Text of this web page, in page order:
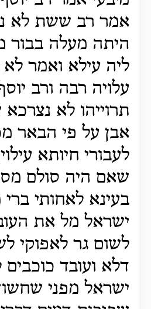
אמר רב ששת לא
היתה מעלה בבור
ליה עילא ואמר
עלויה רבה ורב
תרוייהו לא
אבן על פי הבאר
לעבורי חיותא
שאם היה סולם
בעינא לאחותי
ישראל מל את
לשום גר לאפוקי
דלא ועובד כוכבים
ישראל מפני